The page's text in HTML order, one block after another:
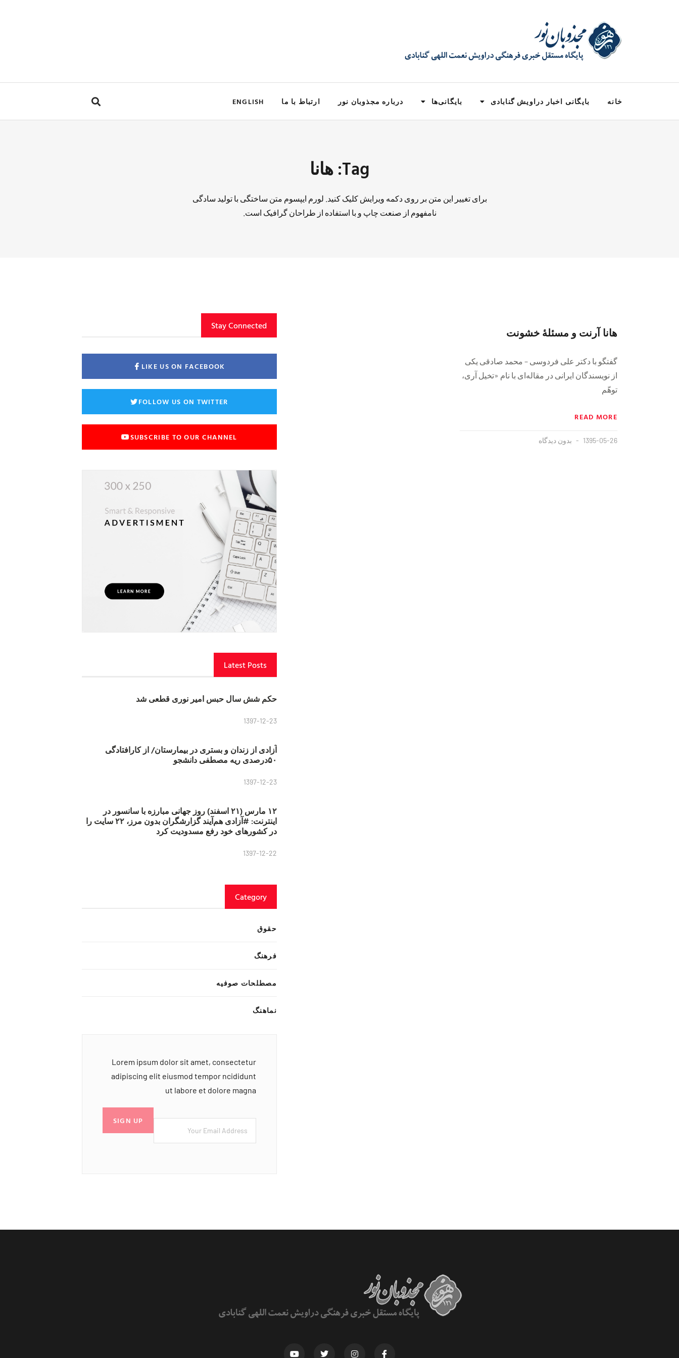
خانه بایگانی اخبار دراویش گنابادی بایگانی‌ها درباره مجذوبان نور ارتباط با ما ENGLISH
Tag: هانا
برای تغییر این متن بر روی دکمه ویرایش کلیک کنید. لورم ایپسوم متن ساختگی با تولید سادگی
نامفهوم از صنعت چاپ و با استفاده از طراحان گرافیک است.
هانا آرنت و مسئلهٔ خشونت
گفتگو با دکتر علی فردوسی – محمد صادقی یکی
از نویسندگان ایرانی در مقاله‌ای با نام «تخیل آری،
توهّم
READ MORE
1395-05-26 بدون دیدگاه
Stay Connected
LIKE US ON FACEBOOK
FOLLOW US ON TWITTER
SUBSCRIBE TO OUR CHANNEL
Latest Posts
حکم شش سال حبس امیر نوری قطعی شد
1397-12-23
آزادی از زندان و بستری در بیمارستان/ از کارافتادگی
۵۰درصدی ریه مصطفی دانشجو
1397-12-23
۱۲ مارس (۲۱ اسفند) روز جهانی مبارزه با سانسور در
اینترنت: #آزادی هم‌آیند گزارشگران‌ بدون مرز، ۲۲ سایت را
در کشورهای خود رفع مسدودیت کرد
1397-12-22
Category
حقوق
فرهنگ
مصطلحات صوفیه
نماهنگ
Lorem ipsum dolor sit amet, consectetur
adipiscing elit eiusmod tempor ncididunt
ut labore et dolore magna
SIGN UP